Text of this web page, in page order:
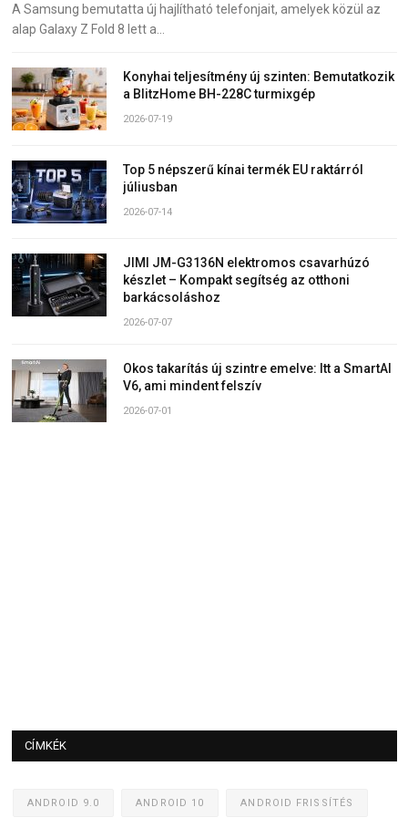
A Samsung bemutatta új hajlítható telefonjait, amelyek közül az
alap Galaxy Z Fold 8 lett a…
Konyhai teljesítmény új szinten: Bemutatkozik
a BlitzHome BH-228C turmixgép
2026-07-19
Top 5 népszerű kínai termék EU raktárról
júliusban
2026-07-14
JIMI JM-G3136N elektromos csavarhúzó
készlet – Kompakt segítség az otthoni
barkácsoláshoz
2026-07-07
Okos takarítás új szintre emelve: Itt a SmartAI
V6, ami mindent felszív
2026-07-01
CÍMKÉK
ANDROID 9.0 ANDROID 10 ANDROID FRISSÍTÉS